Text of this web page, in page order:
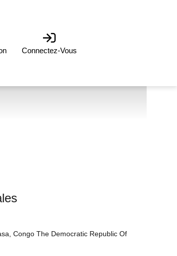
Connectez-Vous
Congo The Democratic Republic Of